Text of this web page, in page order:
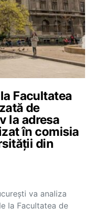
Facultatea
de
la adresa
în comisia
din
va analiza
la Facultatea de